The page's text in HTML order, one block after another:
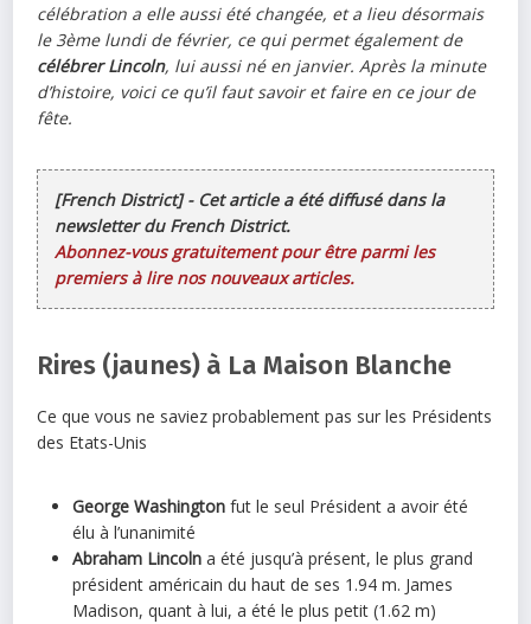
célébration a elle aussi été changée, et a lieu désormais
le 3ème lundi de février, ce qui permet également de
célébrer Lincoln, lui aussi né en janvier. Après la minute
d’histoire, voici ce qu’il faut savoir et faire en ce jour de
fête.
[French District] - Cet article a été diffusé dans la
newsletter du French District.
Abonnez-vous gratuitement pour être parmi les
premiers à lire nos nouveaux articles.
Rires (jaunes) à La Maison Blanche
Ce que vous ne saviez probablement pas sur les Présidents
des Etats-Unis
George Washington fut le seul Président a avoir été
élu à l’unanimité
Abraham Lincoln a été jusqu’à présent, le plus grand
président américain du haut de ses 1.94 m. James
Madison, quant à lui, a été le plus petit (1.62 m)